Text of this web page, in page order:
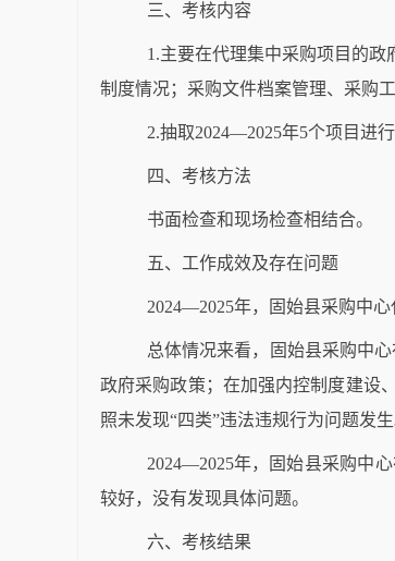
三、考核内容
1.主要在代理集中采购项目 的政
制度情况；采购文件档案管理、采购
2.抽取2024—2025年5个项目进行
四、考核方法
书面检查和现场检查相结合。
五、工作成效及存在问题
2024—2025年，固始县采购中心
总体情况来看，固始县采购中心
政府采购政策；在加强内控制度建设
照未发现“四类”违法违规行为问题发生
2024—2025年，固始县采购中
较好，没有发现具体问题。
六、考核结果